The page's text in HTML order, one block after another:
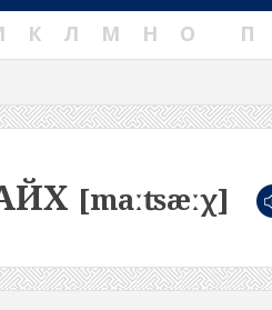
К Л М Н О П
[maːʦæːχ]